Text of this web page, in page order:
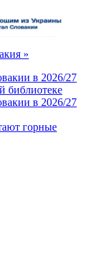
»
в 2026/27
в 2026/27
горные